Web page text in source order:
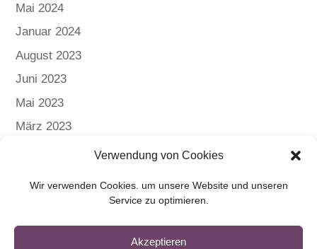
Verwendung von Cookies
Wir verwenden Cookies. um unsere Website und unseren
Service zu optimieren.
Akzeptieren
Mai 2024
Januar 2024
August 2023
Juni 2023
Mai 2023
März 2023
Zürcherstrasse 32